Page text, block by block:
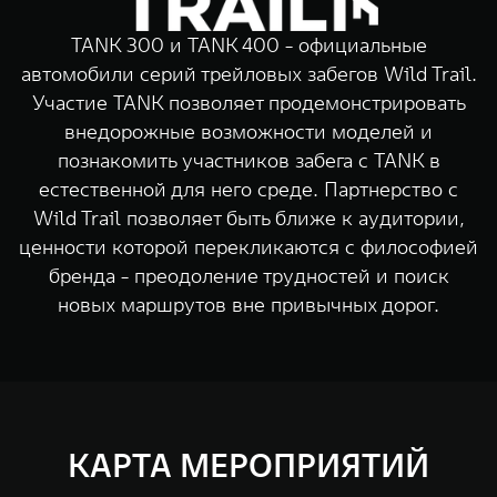
TANK 500
Веди за собой
от 6 499 000 ₽
TANK 700
Сила
от 10
Корпоративным клиентам
TANK ФИНАНСЫ
TANK Кредит
TANK Лизинг
TANK Страхование
Специальные предложения
Моторные масла
ЦИФРОВЫЕ СЕРВИСЫ TANK
Цифровые сервисы TANK
Подписки
TANK 300 и TANK 400 - официальные
автомобили серий трейловых забегов Wild Trail.
Участие TANK позволяет продемонстрировать
внедорожные возможности моделей и
познакомить участников забега с TANK в
естественной для него среде. Партнерство с
Wild Trail позволяет быть ближе к аудитории,
ценности которой перекликаются с философией
бренда - преодоление трудностей и поиск
новых маршрутов вне привычных дорог.
КАРТА МЕРОПРИЯТИЙ